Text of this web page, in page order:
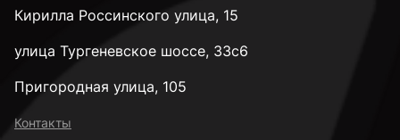
Кирилла Россинского улица, 15
улица Тургеневское шоссе, 33с6
Пригородная улица, 105
Контакты